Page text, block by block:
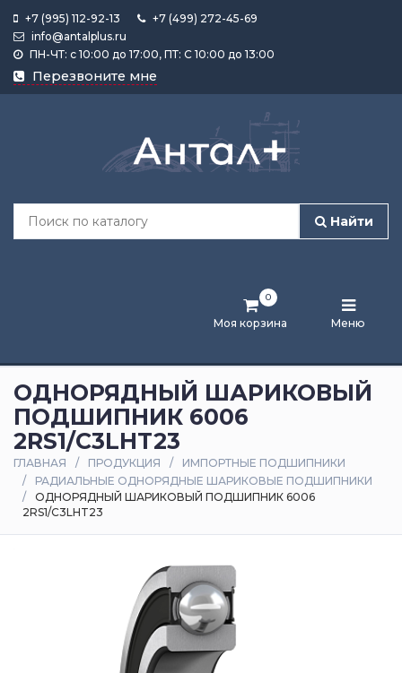
+7 (995) 112-92-13
+7 (499) 272-45-69
info@antalplus.ru
ПН-ЧТ: с 10:00 до 17:00, ПТ: С 10:00 до 13:00
Перезвоните мне
Найти
Моя корзина
0
Меню
Каталог
продукции
Лента
и
статьи
Оплата
и
доставка
Контакты
ОДНОРЯДНЫЙ ШАРИКОВЫЙ
ПОДШИПНИК 6006
2RS1/C3LHT23
ГЛАВНАЯ ПРОДУКЦИЯ
ИМПОРТНЫЕ ПОДШИПНИКИ
РАДИАЛЬНЫЕ ОДНОРЯДНЫЕ ШАРИКОВЫЕ ПОДШИПНИКИ
ОДНОРЯДНЫЙ ШАРИКОВЫЙ ПОДШИПНИК 6006
2RS1/C3LHT23